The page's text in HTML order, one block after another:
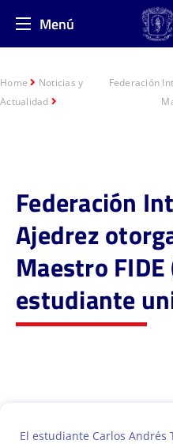
Menú
Home
Noticias y
Actualidad
Federación
Federación
Ajedrez
Maestro
estudiante
El estudiante Carlos Andrés